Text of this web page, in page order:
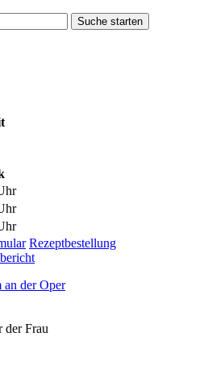
Suche starten
Rezeptbestellung
der Oper
der Frau